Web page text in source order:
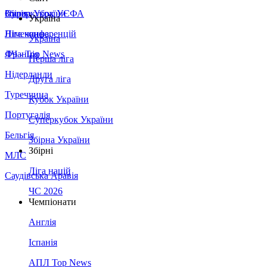
Збірна України
Італія
Німеччина
Франція
Нідерланди
Туреччина
Португалія
Бельгія
МЛС
Саудівська Аравія
Суперкубок УЄФА
Ліга конференцій
ЛЧ - Top News
Україна
Україна
Перша ліга
Друга ліга
Кубок України
Суперкубок України
Збірна України
Збірні
Ліга націй
ЧС 2026
Чемпіонати
Англія
Іспанія
АПЛ Top News